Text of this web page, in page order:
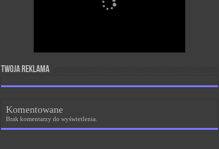
Twoja reklama
Komentowane
Brak komentarzy do wyświetlenia.